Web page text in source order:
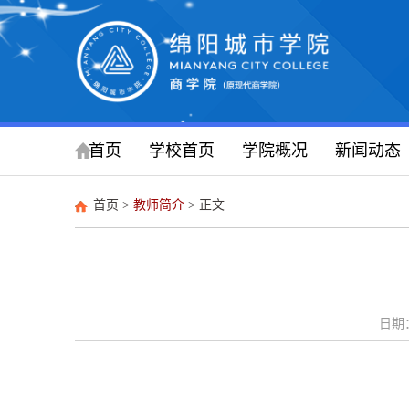
首页 学校首页 学院概况 新闻动态
首页 > 教师简介 > 正文
日